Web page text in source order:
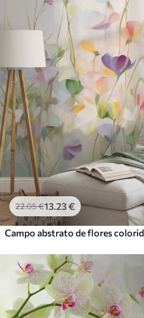
22.05€13 .23€